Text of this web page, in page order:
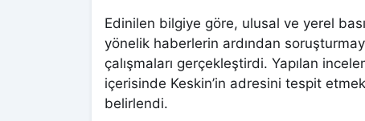
Edinilen bilgiye göre, ulusal ve yerel
yönelik haberlerin ardından
çalışmaları gerçekleştirdi. Yapılan
içerisinde Keskin’in adresini tespit
belirlendi.